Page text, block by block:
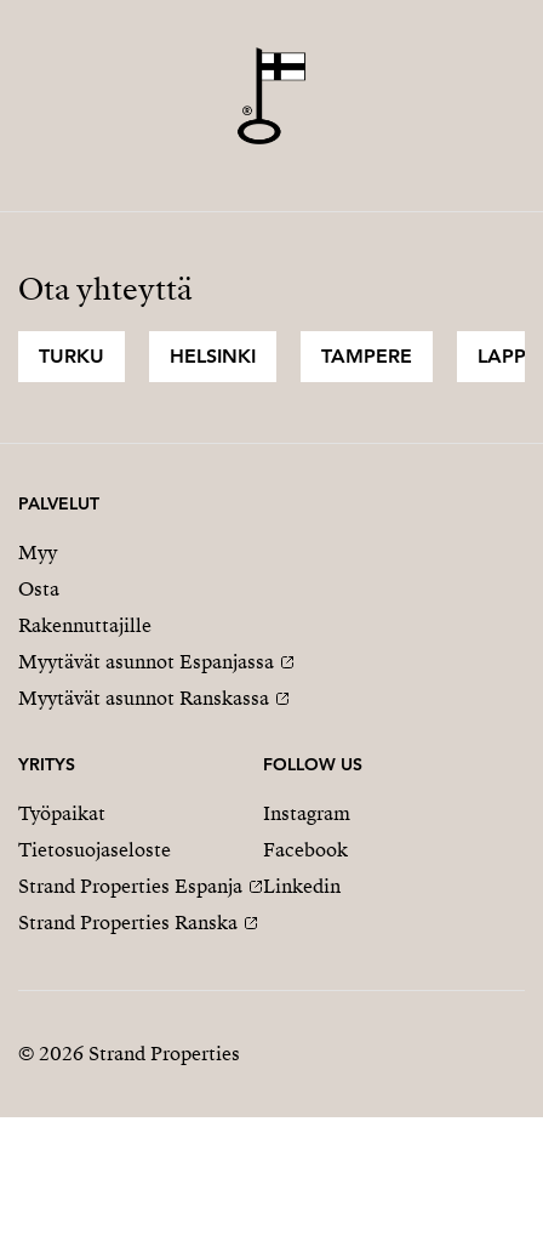
Ota yhteyttä
TURKU HELSINKI TAMPERE LAPPI
PALVELUT
Myy
Osta
Rakennuttajille
Myytävät asunnot Espanjassa
Myytävät asunnot Ranskassa
YRITYS
Työpaikat
Tietosuojaseloste
Strand Properties Espanja
Strand Properties Ranska
FOLLOW US
Instagram
Facebook
Linkedin
© 2026 Strand Properties